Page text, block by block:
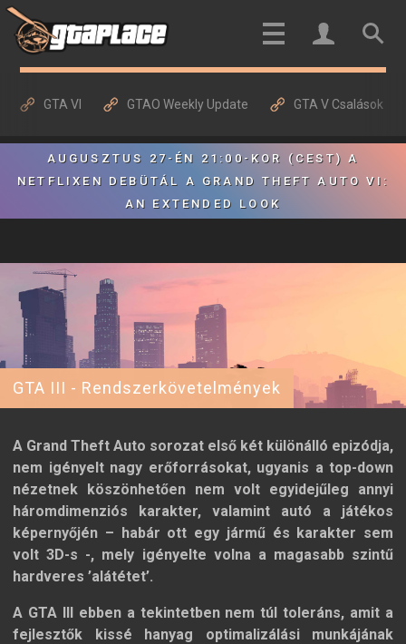
GTA VI GTAO Weekly Update GTA V Csalások
AUGUSZTUS 27-ÉN 21:00-KOR (CEST) A
NETFLIXEN DEBÜTÁL A GRAND THEFT AUTO VI:
AN EXTENDED LOOK
GTA III - Rendszerkövetelmények
A Grand Theft Auto sorozat első két különálló epizódja,
nem igényelt nagy erőforrásokat, ugyanis a top-down
nézetnek köszönhetően nem volt egyidejűleg annyi
háromdimenziós karakter, valamint autó a játékos
képernyőjén – habár ott egy jármű és karakter sem
volt 3D-s -, mely igényelte volna a magasabb szintű
hardveres ’alátétet’.
A GTA III ebben a tekintetben nem túl toleráns, amit a
fejlesztők kissé hanyag optimalizálási munkájának